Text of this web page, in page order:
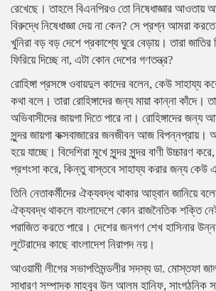
রেখেছে। তাহলে বিএনপিরও তো নিষেধাজ্ঞার আওতায়
বিরুদ্ধে নিষেধাজ্ঞা দেয় না কেন? সে প্রশ্ন আমরা
খুনিরা বড় বড় দেশে প্রকাশ্যে ঘুরে বেড়ায়। তারা জাতির
ফিরিয়ে দিচ্ছে না, এটা কোন দেশের গণতন্ত্র?
রোহিঙ্গা প্রসঙ্গে ওবায়দুল কাদের বলেন, কেউ সাহায্য
কথা বলে। তারা রোহিঙ্গাদের জন্য মায়া কান্না কাঁদে।
অভিবাসীদের জায়গা দিতে পারে না। রোহিঙ্গাদের
সুন্দর জায়গা কক্সবাজারের জনজীবন আজ বিপন্নপ্রায়।
হয়ে যাচ্ছে। বিদেশিরা মুখে সুন্দর সুন্দর বাণী উচ্চারণ
প্রশংসা করে, কিন্তু বাস্তবে সাহায্য করার জন্য কেউ
তিনি নেতাকর্মীদের ঐক্যবদ্ধ থাকার আহ্বান জানিয়ে
ঐক্যবদ্ধ থাকলে বাংলাদেশে কোন রাজনৈতিক শক্তি
পরাজিত করতে পারে। দেশের জনগণ শেখ হাসিনার
লুটেরাদের কাছে বাংলাদেশ নিরাপদ নয়।
আওয়ামী লীগের সভাপতিমন্ডলীর সদস্য ডা. মোস্তফা
সাধারণ সম্পাদক মাহবুব উল আলম হানিফ, সাংগঠনিক